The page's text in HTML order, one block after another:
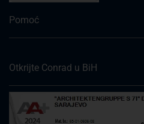
Pomoć
Otkrijte Conrad u BiH